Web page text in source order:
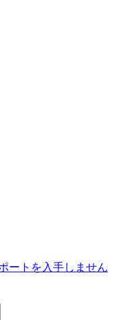
ートを入手しません